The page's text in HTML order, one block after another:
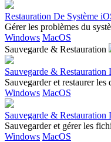
Restauration De Système
Gérer les problèmes du
Windows MacOS
Sauvegarde & Restauration
Sauvegarde &
Sauvegarder et restaurer les
Windows MacOS
Sauvegarde & Restauration
Sauvegarder et gérer les
Windows MacOS